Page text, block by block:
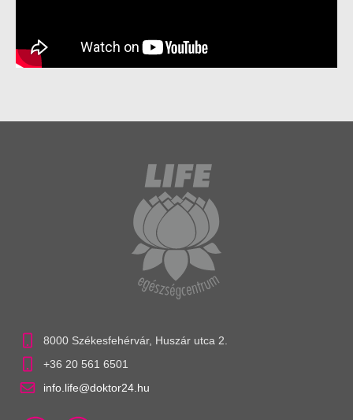
8000 Székesfehérvár, Huszár utca 2.
+36 20 561 6501
info.life@doktor24.hu